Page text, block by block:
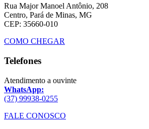
Rua Major Manoel Antônio, 208
Centro, Pará de Minas, MG
CEP: 35660-010
COMO CHEGAR
Telefones
Atendimento a ouvinte
WhatsApp:
(37) 99938-0255
FALE CONOSCO